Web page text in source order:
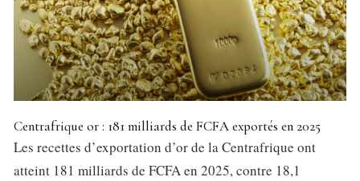
Centrafrique or : 181 milliards de FCFA exportés en 2025
Les recettes d’exportation d’or de la Centrafrique ont
atteint 181 milliards de FCFA en 2025, contre 18,1